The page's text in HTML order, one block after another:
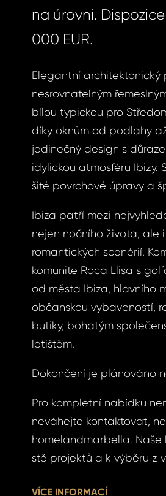
na úrovni.
000 EUR.
Elegantní architektonický
nesrovnatelným
bílou typickou pro
díky oknům od podlahy
jedinečný design s
idylickou atmosféru Ibizy.
šité povrchové úpravy a
Ibiza patří mezi
nejen nočního života, ale
romantických scenérií.
komunite Roca Llisa s
od města Ibiza, hlavního
občanskou vybaveností,
butiky, bohatým
letištěm.
Dokončení je plánováno
Pro kompletní nabídku
neváhejte kontaktovat,
homelandmarbella.
stě projektů a k výběru z
VÍCE INFORMACÍ
E-MAIL
odkaz, na